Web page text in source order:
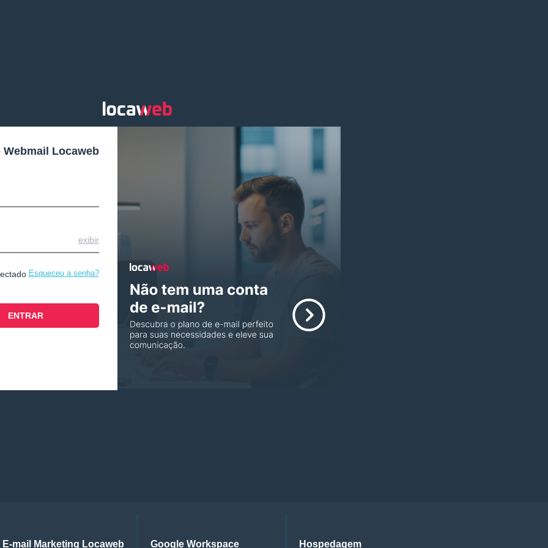
Webmail Locaweb
exibir
Esqueceu a senha?
E-mail Marketing Locaweb Google Workspace Hospedagem